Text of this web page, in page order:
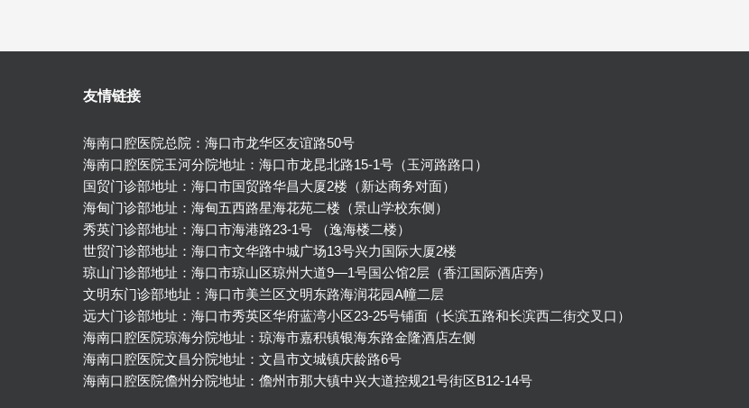
友情链接
海南口腔医院总院：海口市龙华区友谊路50号
海南口腔医院玉河分院地址：海口市龙昆北路15-1号（玉河路路口）
国贸门诊部地址：海口市国贸路华昌大厦2楼（新达商务对面）
海甸门诊部地址：海甸五西路星海花苑二楼（景山学校东侧）
秀英门诊部地址：海口市海港路23-1号 （逸海楼二楼）
世贸门诊部地址：海口市文华路中城广场13号兴力国际大厦2楼
琼山门诊部地址：海口市琼山区琼州大道9—1号国公馆2层（香江国际酒店旁）
文明东门诊部地址：海口市美兰区文明东路海润花园A幢二层
远大门诊部地址：海口市秀英区华府蓝湾小区23-25号铺面（长滨五路和长滨西二街交叉口）
海南口腔医院琼海分院地址：琼海市嘉积镇银海东路金隆酒店左侧
海南口腔医院文昌分院地址：文昌市文城镇庆龄路6号
海南口腔医院儋州分院地址：儋州市那大镇中兴大道控规21号街区B12-14号